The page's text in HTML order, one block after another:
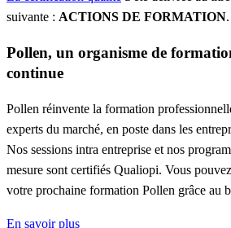
suivante : ACTIONS DE FORMATION.
Pollen, un organisme de
continue
Pollen réinvente la formation
experts du marché, en poste dans les
Nos sessions intra entreprise et nos
mesure sont certifiés Qualiopi. Vous
votre prochaine formation Pollen grâce au
En savoir plus